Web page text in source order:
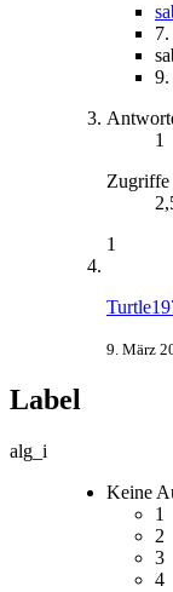
9.
1
Zugriffe
1
9. März
Label
alg_i
Keine
1
2
3
4